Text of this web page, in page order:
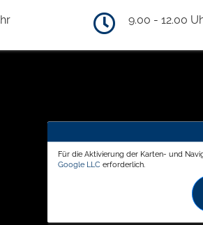
9.00 - 12.00
Für die Aktivierung der Karten- und
Google LLC erforderlich.